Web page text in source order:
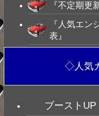
『不定期更
『人気エン
表』
◇人気
ブーストUP